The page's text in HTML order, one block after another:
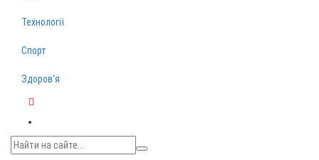
Технології
Спорт
Здоров‘я